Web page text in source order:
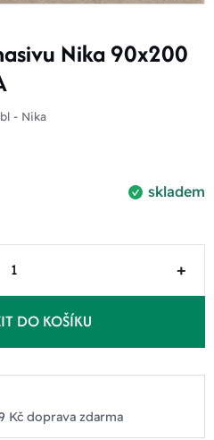
Nika 90x200
- Nika
skladem
+
DO KOŠÍKU
Kč doprava zdarma